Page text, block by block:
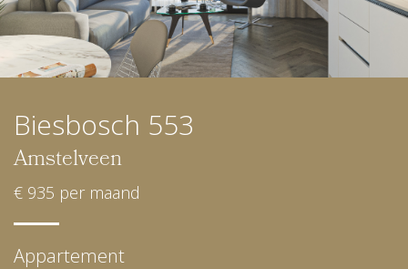
Biesbosch 553
Amstelveen
€ 935 per maand
Appartement